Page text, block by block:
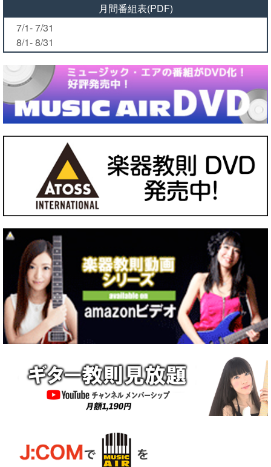
月間番組表(PDF)
7/1- 7/31
8/1- 8/31